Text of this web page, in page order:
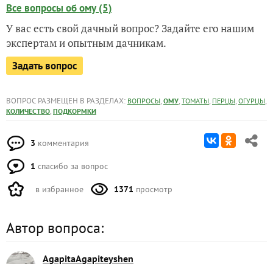
Все вопросы об ому (5)
У вас есть свой дачный вопрос? Задайте его нашим
экспертам и опытным дачникам.
Задать вопрос
ВОПРОС РАЗМЕЩЕН В РАЗДЕЛАХ: ВОПРОСЫ, ОМУ, ТОМАТЫ, ПЕРЦЫ, ОГУРЦЫ,
КОЛИЧЕСТВО, ПОДКОРМКИ
3 комментария
1 спасибо за вопрос
в избранное 1371 просмотр
Автор вопроса:
AgapitaAgapiteyshen